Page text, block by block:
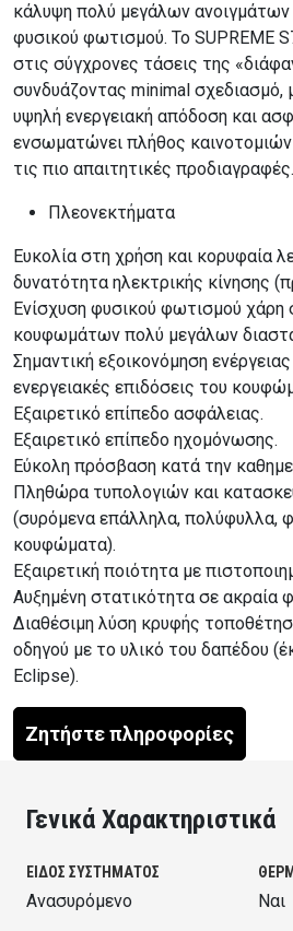
κάλυψη πολύ μεγάλων ανοιγμάτων
φυσικού φωτισμού. Το SUPREME
στις σύγχρονες τάσεις της
συνδυάζοντας minimal σχεδιασμό,
υψηλή ενεργειακή απόδοση και
ενσωματώνει πλήθος
τις πιο απαιτητικές προδιαγραφές.
Πλεονεκτήματα
Ευκολία στη χρήση και κορυφαία
δυνατότητα ηλεκτρικής κίνησης
Ενίσχυση φυσικού φωτισμού χάρη
κουφωμάτων πολύ μεγάλων
Σημαντική εξοικονόμηση
ενεργειακές επιδόσεις του
Εξαιρετικό επίπεδο ασφάλειας.
Εξαιρετικό επίπεδο ηχομόνωσης.
Εύκολη πρόσβαση κατά την
Πληθώρα τυπολογιών και
(συρόμενα επάλληλα, πολύφυλλα,
κουφώματα).
Εξαιρετική ποιότητα με
Αυξημένη στατικότητα σε ακραία
Διαθέσιμη λύση κρυφής
οδηγού με το υλικό του δαπέδου
Eclipse).
Ζητήστε πληροφορίες
Γενικά Χαρακτηριστικά
ΕΙΔΟΣ ΣΥΣΤΗΜΑΤΟΣ
Ανασυρόμενο Ναι